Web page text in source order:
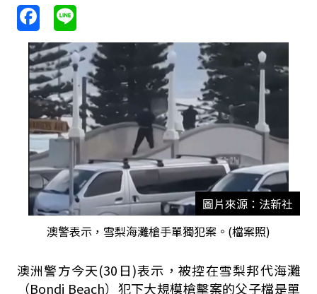
圖片來源：法新社
澳警表示，雪梨海灘槍手單獨犯案。(檔案照)
澳洲警方今天(30日)表示，被控在雪梨邦代海灘
（Bondi Beach）犯下大規模槍擊案的父子檔是單